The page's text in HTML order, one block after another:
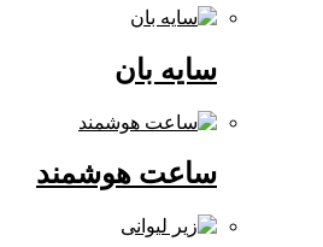
ساعت هوشمند